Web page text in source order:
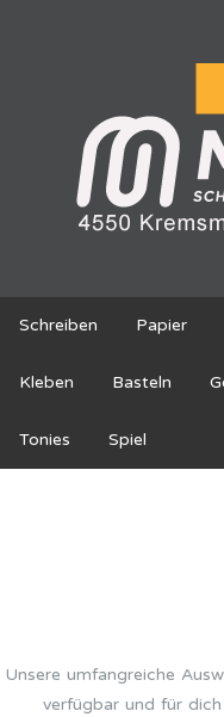
Schreiben Papier
Kleben Basteln
Tonies Spiel
Unsere umfangreiche
verfügbar und für dich